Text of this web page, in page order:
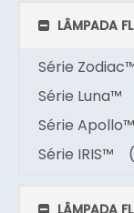
LÂMPADA
Série
Série Luna™
Série Apollo™
Série IRIS™
LÂMPADA